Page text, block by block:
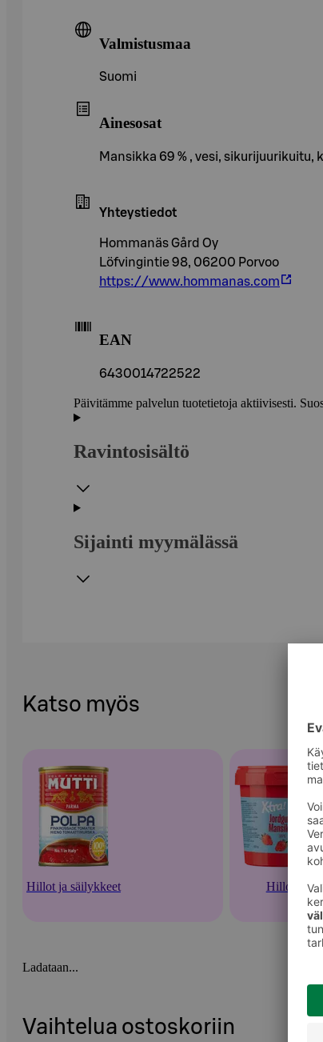
Valmistusmaa
Suomi
Ainesosat
Mansikka 69 % , vesi,
Yhteystiedot
Hommanäs Gård Oy
Löfvingintie 98, 06200 Porvoo
https://www.hommanas.com
EAN
6430014722522
Päivitämme palvelun tuotetietoja aktiivisesti.
Ravintosisältö
Sijainti myymälässä
Katso myös
Hillot ja säilykkeet Hillot
Ladataan...
Vaihtelua ostoskoriin